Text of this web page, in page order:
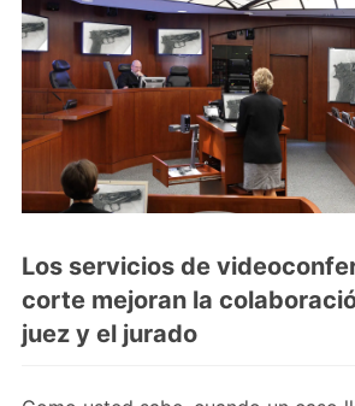
Los servicios de
corte mejoran la
juez y el jurado